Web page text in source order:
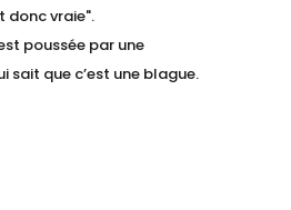
donc vraie".
poussée par une
sait que c’est une blague.